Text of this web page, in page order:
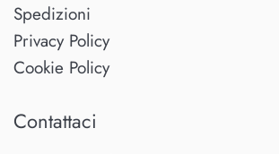
Spedizioni
Privacy Policy
Cookie Policy
Contattaci